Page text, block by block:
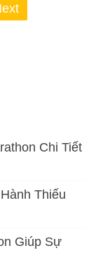
Chi Tiết
Thiếu
Giúp Sự